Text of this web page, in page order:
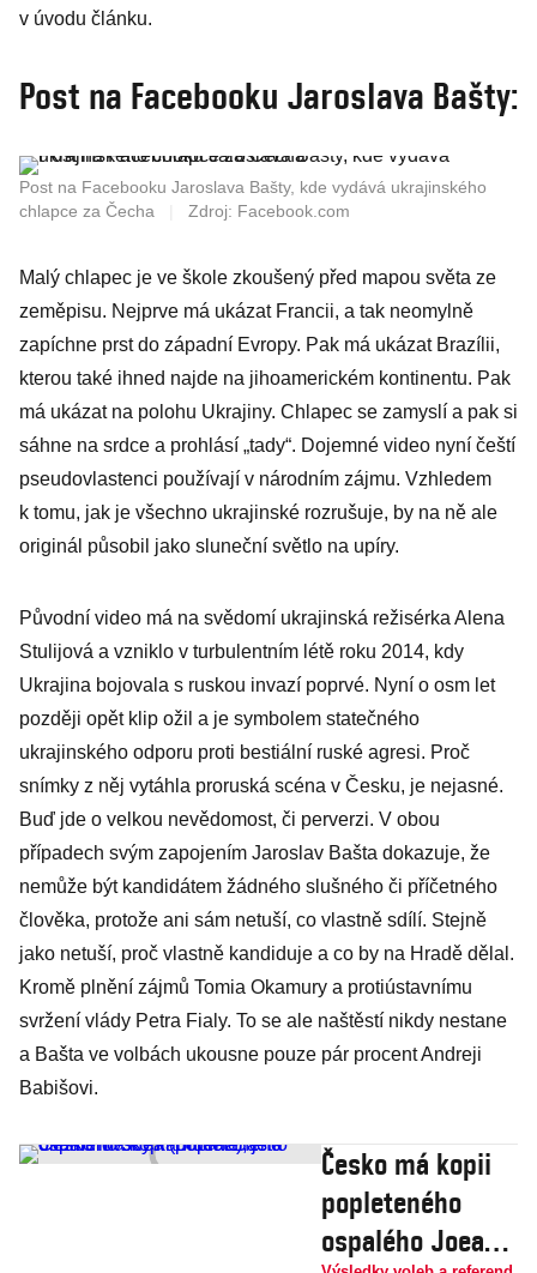
v úvodu článku.
Post na Facebooku Jaroslava Bašty:
Post na Facebooku Jaroslava Bašty, kde vydává ukrajinského
chlapce za Čecha
Zdroj: Facebook.com
Malý chlapec je ve škole zkoušený před mapou světa ze
zeměpisu. Nejprve má ukázat Francii, a tak neomylně
zapíchne prst do západní Evropy. Pak má ukázat Brazílii,
kterou také ihned najde na jihoamerickém kontinentu. Pak
má ukázat na polohu Ukrajiny. Chlapec se zamyslí a pak si
sáhne na srdce a prohlásí „tady“. Dojemné video nyní čeští
pseudovlastenci používají v národním zájmu. Vzhledem
k tomu, jak je všechno ukrajinské rozrušuje, by na ně ale
originál působil jako sluneční světlo na upíry.
Původní video má na svědomí ukrajinská režisérka Alena
Stulijová a vzniklo v turbulentním létě roku 2014, kdy
Ukrajina bojovala s ruskou invazí poprvé. Nyní o osm let
později opět klip ožil a je symbolem statečného
ukrajinského odporu proti bestiální ruské agresi. Proč
snímky z něj vytáhla proruská scéna v Česku, je nejasné.
Buď jde o velkou nevědomost, či perverzi. V obou
případech svým zapojením Jaroslav Bašta dokazuje, že
nemůže být kandidátem žádného slušného či příčetného
člověka, protože ani sám netuší, co vlastně sdílí. Stejně
jako netuší, proč vlastně kandiduje a co by na Hradě dělal.
Kromě plnění zájmů Tomia Okamury a protiústavnímu
svržení vlády Petra Fialy. To se ale naštěstí nikdy nestane
a Bašta ve volbách ukousne pouze pár procent Andreji
Babišovi.
Česko má kopii
popleteného
ospalého Joea